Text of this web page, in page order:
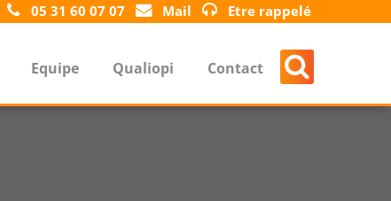
05 31 60 07 07 Mail Etre rappelé
Equipe Qualiopi Contact